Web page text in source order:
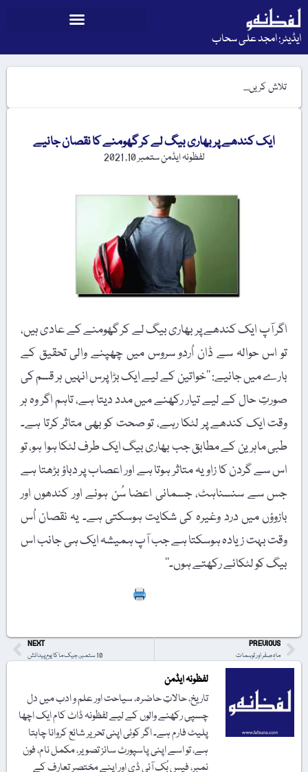
ایڈیٹر: امجد علی سحاب
ایک کندھے پر بھاری بیگ لے کر گھومنے کا نقصان جانیے
لفظونہ ایڈمنستمبر 10, 2021
اگر آپ ایک کندھے پر بھاری بیگ لے کر گھومنے کے عادی ہیں،
تو اس حوالہ سے ڈان اُردو سروس میں چھپنے والی تحقیق کے
بارے میں جانیے: ’’خواتین کے لیے ایک بڑا پرس انہیں ہر قسم کی
صورتِ حال کے لیے تیار رکھنے میں مدد دیتا ہے، تاہم اگر وہ ہر
وقت ایک کندھے پر لٹکا رہے، تو صحت کو بھی متاثر کرتا ہے۔
طبی ماہرین کے مطابق جب بھاری بیگ ایک طرف لٹکا ہوا ہو، تو
اس سے گردن کا زاویہ متاثر ہوتا ہے اور اعصاب پر دباؤ بڑھتا ہے
جس سے سنسناہٹ، جسمانی اعضا سُن ہونے اور کندھوں اور
بازوؤں میں درد وغیرہ کی شکایت ہوسکتی ہے۔ یہ نقصان اُس
وقت بہت زیادہ ہوسکتا ہے جب آپ ہمیشہ ایک ہی جانب اس
بیگ کو لٹکائے رکھتے ہوں۔‘‘
PREVIOUS
ماہِ صفر اور توہمات
NEXT
10 ستمبر، جیک ما کا یومِ پیدائش
لفظونہ ایڈمن
تاریخ، حالاتِ حاضرہ، سیاحت اور علم و ادب میں دل
چسپی رکھنے والوں کے لیے لفظونہ ڈاٹ کام ایک اچھا
پلیٹ فارم ہے۔ اگر کوئی اپنی تحریر شائع کروانا چاہتا
ہے، تو اسے اپنی پاسپورٹ سائز تصویر، مکمل نام، فون
نمبر، فیس بُک آئی ڈی اور اپنے مختصر تعارف کے